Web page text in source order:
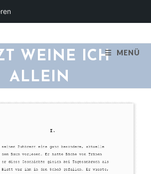
MENÜ
WEINE ICH
ALLEIN